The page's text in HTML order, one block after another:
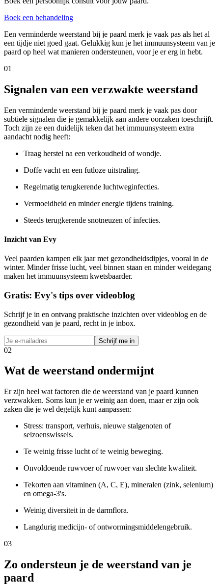
Boek een behandeling
Een verminderde weerstand bij je paard merk je vaak pas als het al
een tijdje niet goed gaat. Gelukkig kun je het immuunsysteem van je
paard op heel wat manieren ondersteunen, voor je er erg in hebt.
01
Signalen van een verzwakte weerstand
Een verminderde weerstand bij je paard merk je vaak pas door
subtiele signalen die je gemakkelijk aan andere oorzaken toeschrijft.
Toch zijn ze een duidelijk teken dat het immuunsysteem extra
aandacht nodig heeft:
Traag herstel na een verkoudheid of wondje.
Doffe vacht en een futloze uitstraling.
Regelmatig terugkerende luchtweginfecties.
Vermoeidheid en minder energie tijdens training.
Steeds terugkerende snotneuzen of infecties.
Inzicht van Evy
Veel paarden kampen elk jaar met gezondheidsdipjes, vooral in de
winter. Minder frisse lucht, veel binnen staan en minder weidegang
maken het immuunsysteem kwetsbaarder.
Gratis: Evy's tips over videoblog
Schrijf je in en ontvang praktische inzichten over videoblog en de
gezondheid van je paard, recht in je inbox.
Schrijf me in
02
Wat de weerstand ondermijnt
Er zijn heel wat factoren die de weerstand van je paard kunnen
verzwakken. Soms kun je er weinig aan doen, maar er zijn ook
zaken die je wel degelijk kunt aanpassen:
Stress: transport, verhuis, nieuwe stalgenoten of
seizoenswissels.
Te weinig frisse lucht of te weinig beweging.
Onvoldoende ruwvoer of ruwvoer van slechte kwaliteit.
Tekorten aan vitaminen (A, C, E), mineralen (zink, selenium)
en omega-3's.
Weinig diversiteit in de darmflora.
Langdurig medicijn- of ontwormingsmiddelengebruik.
03
Zo ondersteun je de weerstand van je
paard